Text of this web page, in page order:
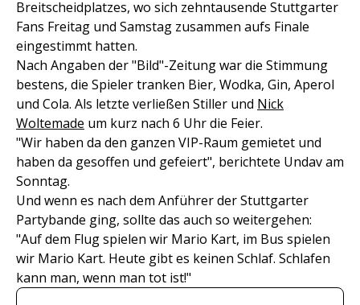
Breitscheidplatzes, wo sich zehntausende Stuttgarter
Fans Freitag und Samstag zusammen aufs Finale
eingestimmt hatten.
Nach Angaben der "Bild"-Zeitung war die Stimmung
bestens, die Spieler tranken Bier, Wodka, Gin, Aperol
und Cola. Als letzte verließen Stiller und Nick
Woltemade um kurz nach 6 Uhr die Feier.
"Wir haben da den ganzen VIP-Raum gemietet und
haben da gesoffen und gefeiert", berichtete Undav am
Sonntag.
Und wenn es nach dem Anführer der Stuttgarter
Partybande ging, sollte das auch so weitergehen:
"Auf dem Flug spielen wir Mario Kart, im Bus spielen
wir Mario Kart. Heute gibt es keinen Schlaf. Schlafen
kann man, wenn man tot ist!"